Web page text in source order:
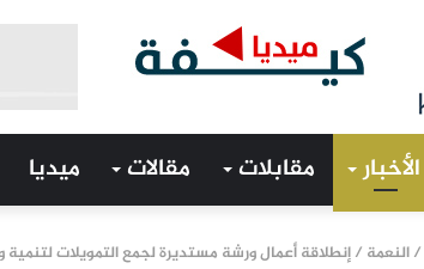
الأخبار مقابلات مقالات ميديا
/النعمة / إنطلاقة أعمال ورشة مستديرة لجمع التمويلات